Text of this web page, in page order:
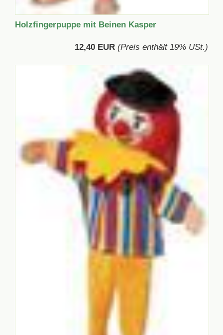
Holzfingerpuppe mit Beinen Kasper
12,40 EUR (Preis enthält 19% USt.)